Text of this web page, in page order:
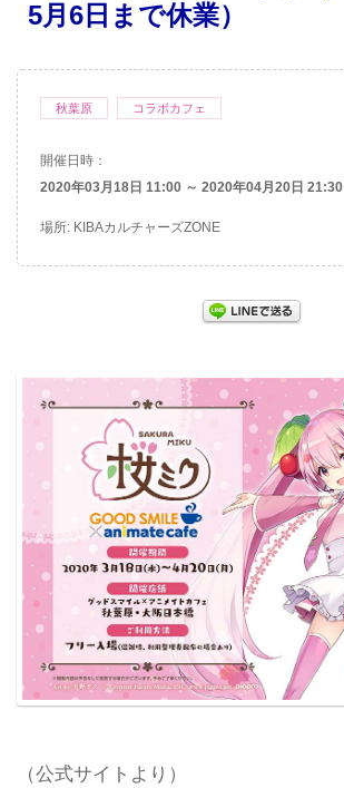
5月6日まで休業）
秋葉原 コラボカフェ
開催日時：
2020年03月18日 11:00 ～ 2020年04月20日 21:30
場所: KIBAカルチャーズZONE
（公式サイトより）